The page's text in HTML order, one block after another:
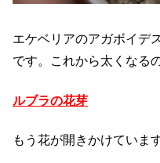
エケベリアのアガボイデ
です。これから太くなる
ルブラの花芽
もう花が開きかけています